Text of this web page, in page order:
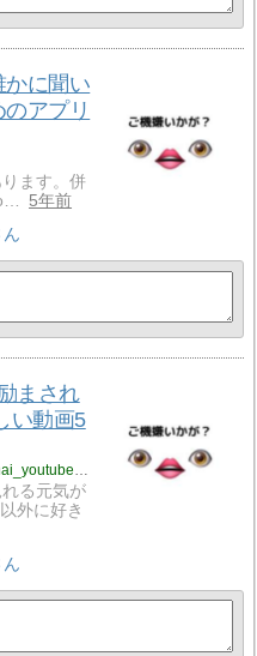
かに聞い
アプリ
ます。併
5年前
ん
まされ
い動画5
https://yydesignlab.com/tsukareta_jishinnai_youtube5sen/
る元気が
外に好き
ん